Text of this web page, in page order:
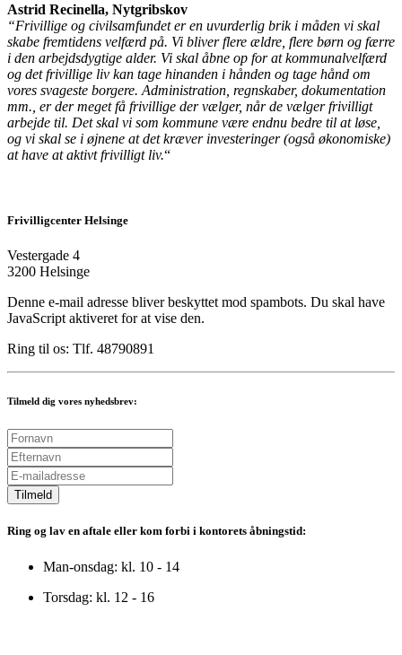
Astrid Recinella, Nytgribskov
“Frivillige og civilsamfundet er en uvurderlig brik i måden vi skal
skabe fremtidens velfærd på. Vi bliver flere ældre, flere børn og færre
i den arbejdsdygtige alder. Vi skal åbne op for at kommunalvelfærd
og det frivillige liv kan tage hinanden i hånden og tage hånd om
vores svageste borgere. Administration, regnskaber, dokumentation
mm., er der meget få frivillige der vælger, når de vælger frivilligt
arbejde til. Det skal vi som kommune være endnu bedre til at løse,
og vi skal se i øjnene at det kræver investeringer (også økonomiske)
at have at aktivt frivilligt liv.“
Frivilligcenter Helsinge
Vestergade 4
3200 Helsinge
Denne e-mail adresse bliver beskyttet mod spambots. Du skal have
JavaScript aktiveret for at vise den.
Ring til os: Tlf. 48790891
Tilmeld dig vores nyhedsbrev:
Tilmeld
Ring og lav en aftale eller kom forbi i kontorets åbningstid:
Man-onsdag: kl. 10 - 14
Torsdag: kl. 12 - 16